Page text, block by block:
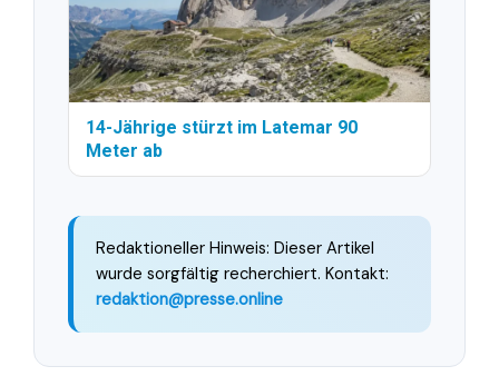
14-Jährige stürzt im Latemar 90
Meter ab
Redaktioneller Hinweis: Dieser Artikel
wurde sorgfältig recherchiert. Kontakt:
redaktion@presse.online